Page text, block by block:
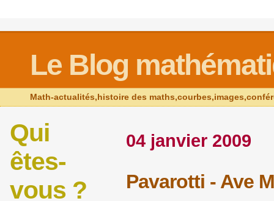
Le Blog
Math-actualités,histoire des
04 janvier 2009
Pavarotti - Ave
Qui
êtes-
vous ?